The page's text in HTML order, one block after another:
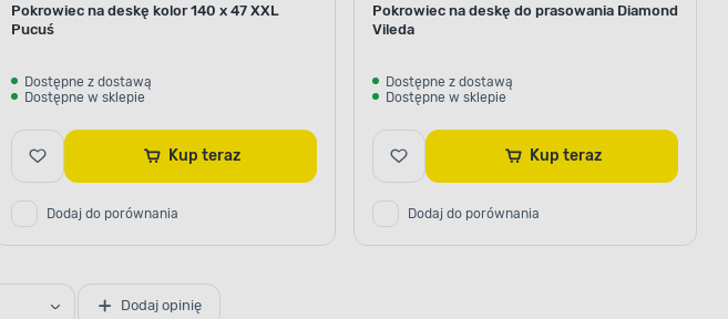
Pokrowiec na deskę kolor 140 x 47 XXL
Pucuś
Dostępne z dostawą
Dostępne w sklepie
Kup teraz
Dodaj do porównania
Pokrowiec na deskę do prasowania Diamond
Vileda
Dostępne z dostawą
Dostępne w sklepie
Kup teraz
Dodaj do porównania
Dodaj opinię